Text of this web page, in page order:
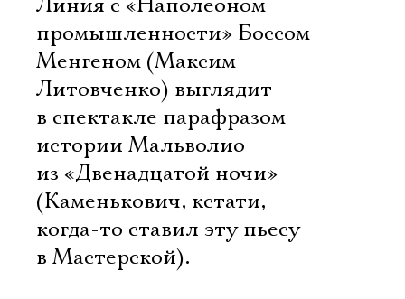
Линия с «Наполеоном
промышленности» Боссом
Менгеном (Максим
Литовченко) выглядит
в спектакле парафразом
истории Мальволио
из «Двенадцатой ночи»
(Каменькович, кстати,
когда-то ставил эту пьесу
в Мастерской).
Электропочта